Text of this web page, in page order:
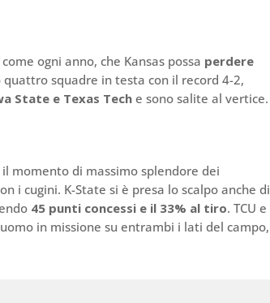
ogni anno, che Kansas possa perdere
quattro squadre in testa con il record 4-2,
State e Texas Tech e sono salite al vertice.
il momento di massimo splendore dei
i cugini. K-State si è presa lo scalpo anche di
45 punti concessi e il 33% al tiro. TCU e
in missione su entrambi i lati del campo,